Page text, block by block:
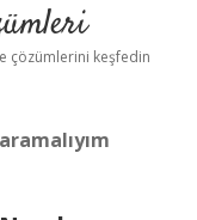
çözümlerini keşfedin